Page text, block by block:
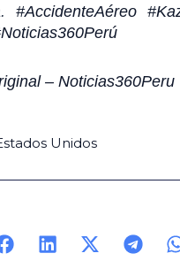
#AccidenteAéreo
– Noticias360Peru
Unidos